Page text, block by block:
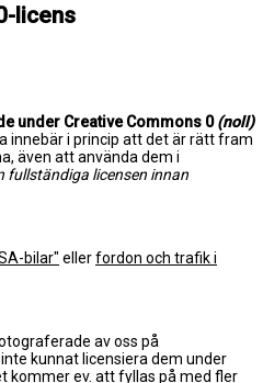
licens
under Creative Commons 0(noll)
innebär i princip att det är rätt fram
även att använda dem i
fullständiga licensen innan
bilar" ellerfordon och trafik i
av oss på
kunnat licensiera dem under
kommer ev. att fyllas på med fler